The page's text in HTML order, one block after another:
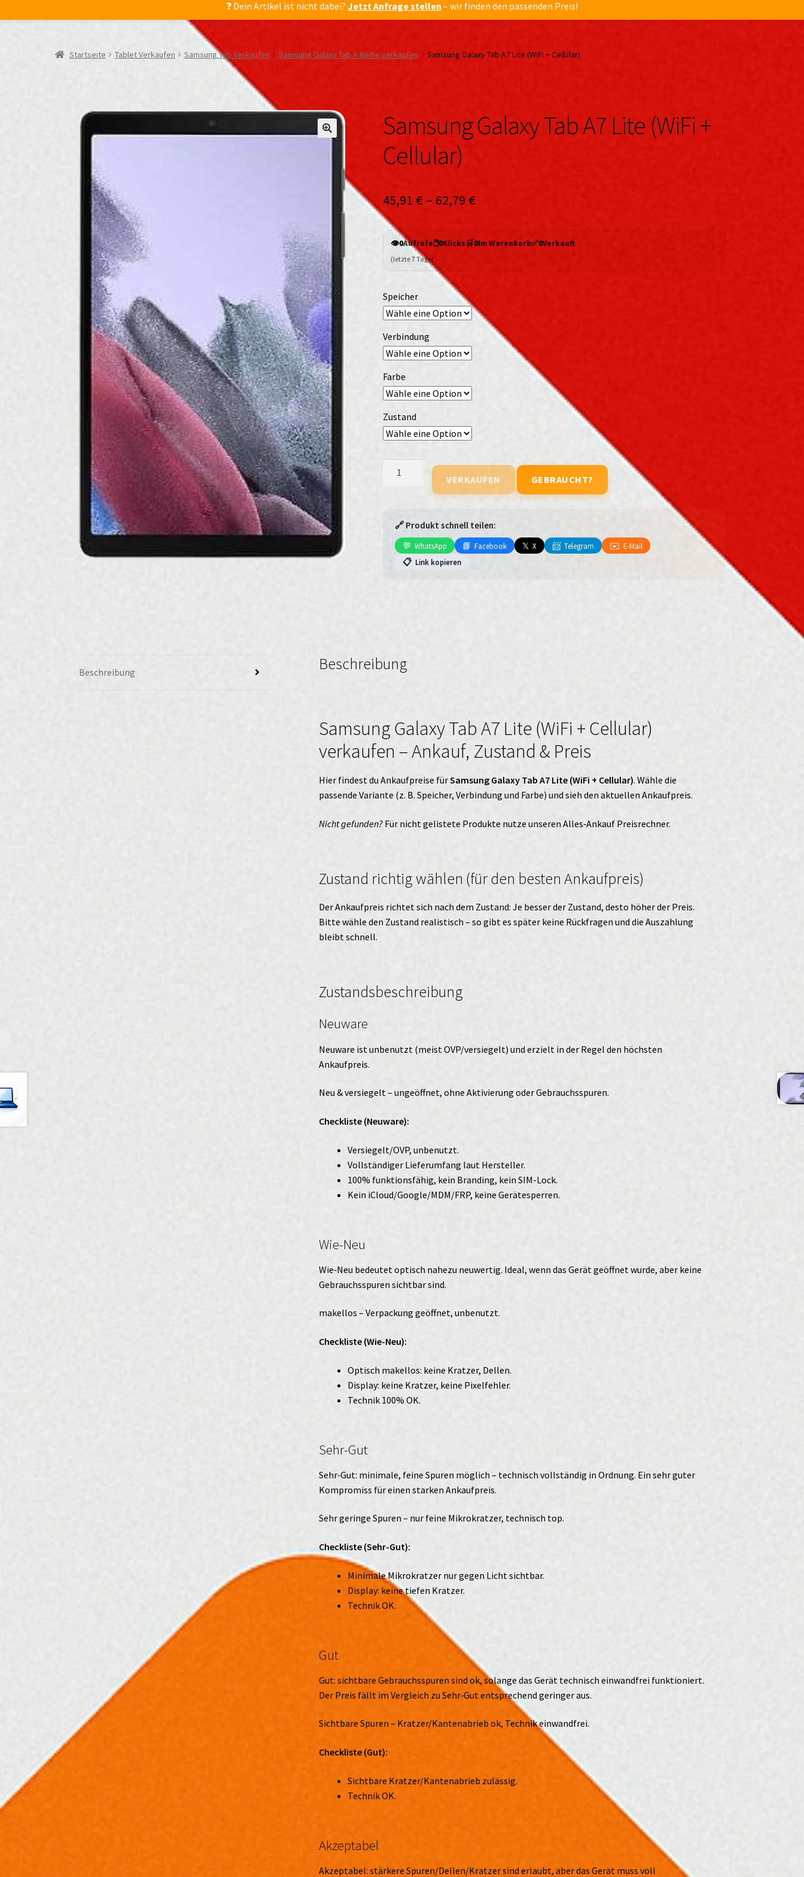
❓ Dein Artikel ist nicht dabei? Jetzt Anfrage stellen – wir finden den passenden Preis!
Startseite Tablet Verkaufen Samsung Tab Verkaufen Samsung Galaxy Tab A Reihe verkaufen Samsung Galaxy Tab A7 Lite (WiFi + Cellular)
Samsung Galaxy Tab A7 Lite (WiFi +
Cellular)
45,91 € – 62,79 €
👁️0Aufrufe🖱️0Klicks🛒0Im Warenkorb✅0Verkauft
(letzte 7 Tage)
Speicher
Verbindung
Farbe
Zustand
Lite
(WiFi
VERKAUFEN GEBRAUCHT?
🔗 Produkt schnell teilen:
💬 WhatsApp 📘 Facebook 𝕏 X 📨 Telegram ✉️ E-Mail
📋 Link kopieren
Beschreibung Beschreibung
Samsung Galaxy Tab A7 Lite (WiFi + Cellular)
verkaufen – Ankauf, Zustand & Preis
Hier findest du Ankaufpreise fürSamsung Galaxy Tab A7 Lite (WiFi + Cellular). Wähle die
passende Variante (z. B. Speicher, Verbindung und Farbe) und sieh den aktuellen Ankaufpreis.
Nicht gefunden? Für nicht gelistete Produkte nutze unserenAlles‑Ankauf Preisrechner.
Zustand richtig wählen (für den besten Ankaufpreis)
Der Ankaufpreis richtet sich nach dem Zustand: Je besser der Zustand, desto höher der Preis.
Bitte wähle den Zustand realistisch – so gibt es später keine Rückfragen und die Auszahlung
bleibt schnell.
Zustandsbeschreibung
Neuware
Neuware ist unbenutzt (meist OVP/versiegelt) und erzielt in der Regel den höchsten
Ankaufpreis.
Neu & versiegelt – ungeöffnet, ohne Aktivierung oder Gebrauchsspuren.
Checkliste (Neuware):
Versiegelt/OVP, unbenutzt.
Vollständiger Lieferumfang laut Hersteller.
100% funktionsfähig, kein Branding, kein SIM-Lock.
Kein iCloud/Google/MDM/FRP, keine Gerätesperren.
Wie-Neu
Wie‑Neu bedeutet optisch nahezu neuwertig. Ideal, wenn das Gerät geöffnet wurde, aber keine
Gebrauchsspuren sichtbar sind.
makellos – Verpackung geöffnet, unbenutzt.
Checkliste (Wie-Neu):
Optisch makellos: keine Kratzer, Dellen.
Display: keine Kratzer, keine Pixelfehler.
Technik 100% OK.
Sehr-Gut
Sehr‑Gut: minimale, feine Spuren möglich – technisch vollständig in Ordnung. Ein sehr guter
Kompromiss für einen starken Ankaufpreis.
Sehr geringe Spuren – nur feine Mikrokratzer, technisch top.
Checkliste (Sehr-Gut):
Minimale Mikrokratzer nur gegen Licht sichtbar.
Display: keine tiefen Kratzer.
Technik OK.
Gut
Gut: sichtbare Gebrauchsspuren sind ok, solange das Gerät technisch einwandfrei funktioniert.
Der Preis fällt im Vergleich zu Sehr‑Gut entsprechend geringer aus.
Sichtbare Spuren – Kratzer/Kantenabrieb ok, Technik einwandfrei.
Checkliste (Gut):
Sichtbare Kratzer/Kantenabrieb zulässig.
Technik OK.
Akzeptabel
Akzeptabel: stärkere Spuren/Dellen/Kratzer sind erlaubt, aber das Gerät muss voll